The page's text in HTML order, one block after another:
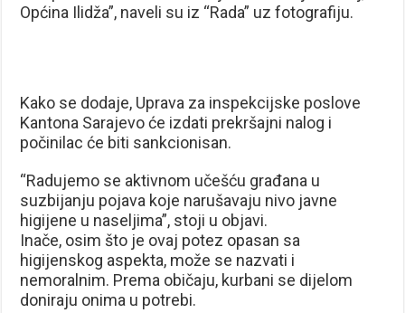
Općina Ilidža”, naveli su iz “Rada” uz fotografiju.
Kako se dodaje, Uprava za inspekcijske poslove
Kantona Sarajevo će izdati prekršajni nalog i
počinilac će biti sankcionisan.
“Radujemo se aktivnom učešću građana u
suzbijanju pojava koje narušavaju nivo javne
higijene u naseljima”, stoji u objavi.
Inače, osim što je ovaj potez opasan sa
higijenskog aspekta, može se nazvati i
nemoralnim. Prema običaju, kurbani se dijelom
doniraju onima u potrebi.